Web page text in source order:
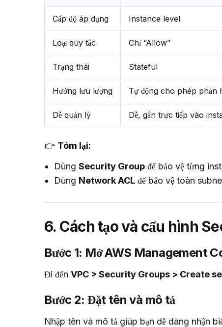
Cấp độ áp dụng Instance level
Loại quy tắc Chỉ “Allow”
Trạng thái Stateful
Hướng lưu lượng Tự động cho phép phản
Dễ quản lý Dễ, gắn trực tiếp vào
👉 Tóm lại:
Dùng Security Group để bảo vệ từng
Dùng Network ACL để bảo vệ toàn
6. Cách tạo và cấu hình
Bước 1: Mở AWS Management
Đi đến VPC > Security Groups > Create
Bước 2: Đặt tên và mô tả
Nhập tên và mô tả giúp bạn dễ dàng nhận